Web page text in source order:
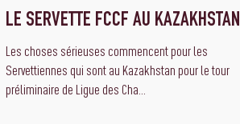
LE SERVETTE FCCF AU KAZAKHSTAN
Les choses sérieuses commencent pour les
Servettiennes qui sont au Kazakhstan pour le tour
préliminaire de Ligue des Cha...